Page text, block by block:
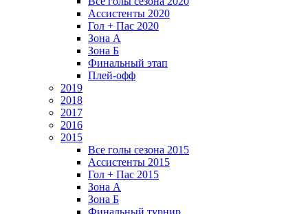
Ассистенты 2020
Гол + Пас 2020
Зона А
Зона Б
Финальный этап
Плей-офф
2019
2018
2017
2016
2015
Все голы сезона 2015
Ассистенты 2015
Гол + Пас 2015
Зона А
Зона Б
Финальный турнир